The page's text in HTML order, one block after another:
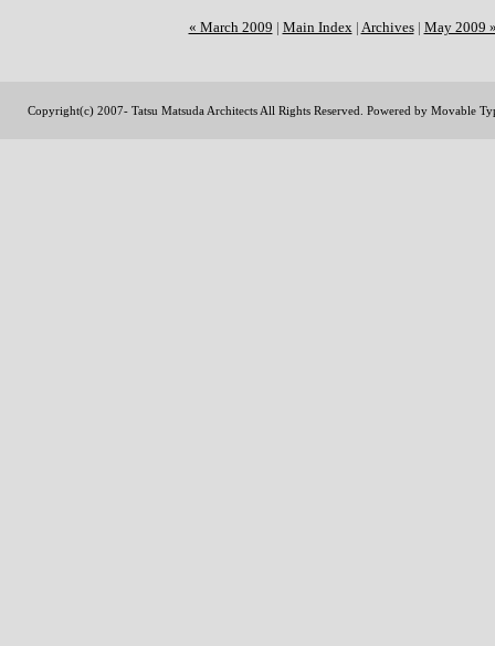
« March 2009 | Main Index| Archives| May 2009
Copyright(c) 2007- Tatsu Matsuda Architects All Rights Reserved. Powered by Movable